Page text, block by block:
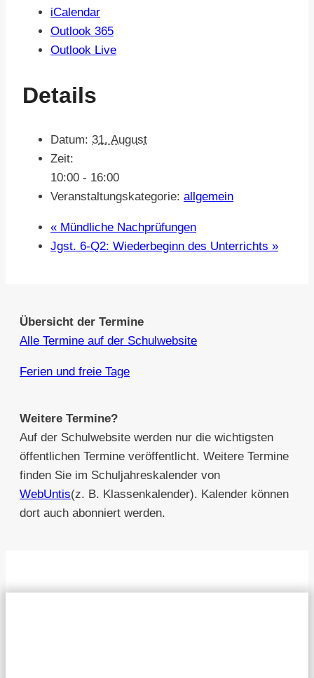
iCalendar
Outlook 365
Outlook Live
Details
Datum: 31. August
Zeit:
10:00 - 16:00
Veranstaltungskategorie: allgemein
« Mündliche Nachprüfungen
Jgst. 6-Q2: Wiederbeginn des Unterrichts »
Übersicht der Termine
Alle Termine auf der Schulwebsite
Ferien und freie Tage
Weitere Termine?
Auf der Schulwebsite werden nur die wichtigsten
öffentlichen Termine veröffentlicht. Weitere Termine
finden Sie im Schuljahreskalender von
WebUntis(z. B. Klassenkalender). Kalender können
dort auch abonniert werden.